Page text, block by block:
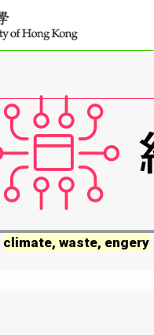
climate, waste, engery